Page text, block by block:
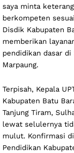
saya minta
berkompeten
Disdik Kabupaten
memberikan
pendidikan dasar di
Marpaung.
Terpisah, Kepala
Kabupaten Batu
Tanjung Tiram,
lewat selulernya
mulut. Konfirmasi
Pendidikan